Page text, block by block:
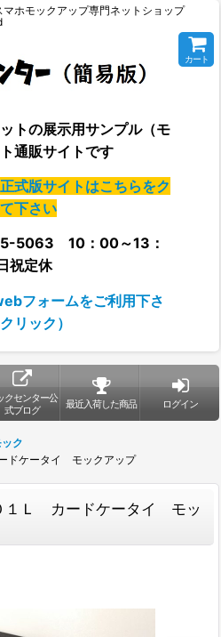
ホモックアップ専門ネットショップ
トの展示用サンプル（モ
通販サイトです
式版サイトはこちらをク
下さい
5063 10：00～13：
定休
フォームをご利用下さ
リック）
カート
クセンター公
式ブログ
最近入荷した商品 ログイン
ク
ドケータイ モックアップ
１Ｌ カードケータイ モッ